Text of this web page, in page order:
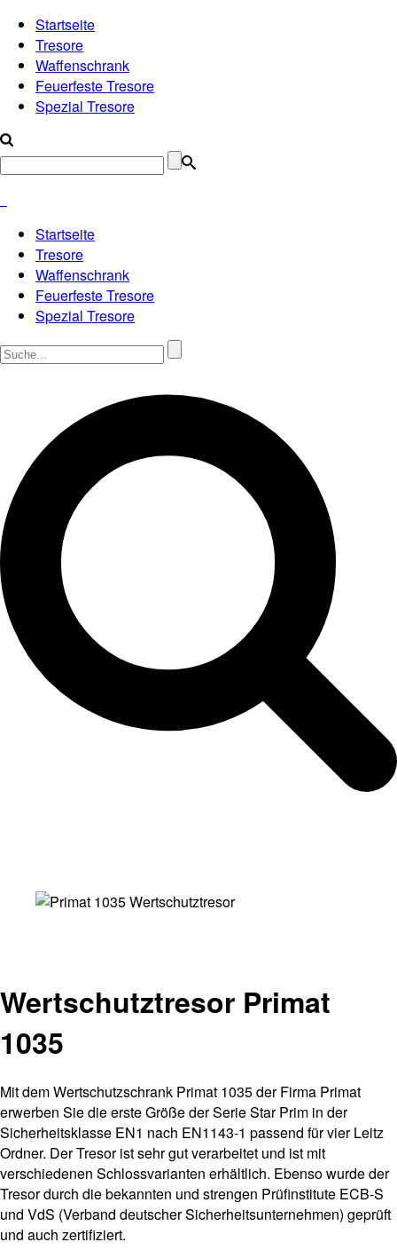
Startseite
Tresore
Waffenschrank
Feuerfeste Tresore
Spezial Tresore
Startseite
Tresore
Waffenschrank
Feuerfeste Tresore
Spezial Tresore
Wertschutztresor Primat
1035
Mit dem Wertschutzschrank Primat 1035 der Firma Primat
erwerben Sie die erste Größe der Serie Star Prim in der
Sicherheitsklasse EN1 nach EN1143-1 passend für vier Leitz
Ordner. Der Tresor ist sehr gut verarbeitet und ist mit
verschiedenen Schlossvarianten erhältlich. Ebenso wurde der
Tresor durch die bekannten und strengen Prüfinstitute ECB-S
und VdS (Verband deutscher Sicherheitsunternehmen) geprüft
und auch zertifiziert.